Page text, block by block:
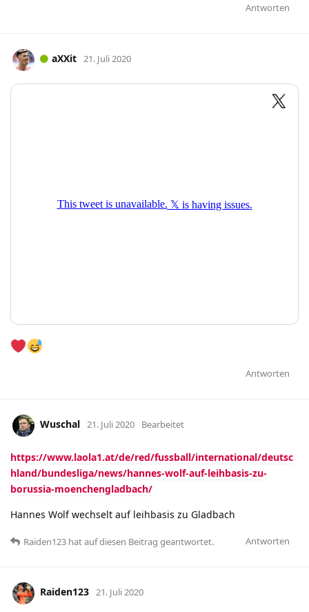
Antworten
aXXit 21. Juli 2020
Antworten
Wuschal 21. Juli 2020 Bearbeitet
https://www.laola1.at/de/red/fussball/international/deutsc
hland/bundesliga/news/hannes-wolf-auf-leihbasis-zu-
borussia-moenchengladbach/
Hannes Wolf wechselt auf leihbasis zu Gladbach
Antworten
Raiden123 hatauf diesen Beitrag geantwortet.
Raiden123 21. Juli 2020